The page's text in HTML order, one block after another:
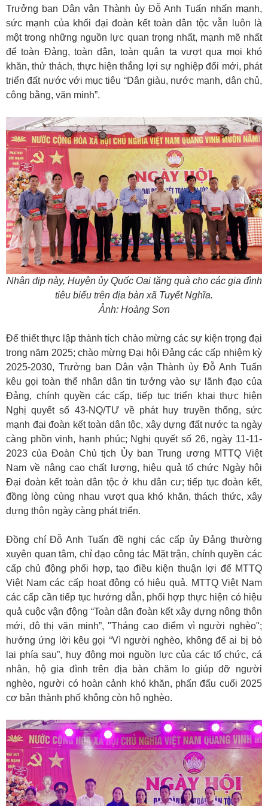
Trưởng ban Dân vận Thành ủy Đỗ Anh Tuấn nhấn mạnh,
sức mạnh của khối đại đoàn kết toàn dân tộc vẫn luôn là
một trong những nguồn lực quan trọng nhất, mạnh mẽ nhất
để toàn Đảng, toàn dân, toàn quân ta vượt qua mọi khó
khăn, thử thách, thực hiện thắng lợi sự nghiệp đổi mới, phát
triển đất nước với mục tiêu “Dân giàu, nước mạnh, dân chủ,
công bằng, văn minh”.
Nhân dịp này, Huyện ủy Quốc Oai tặng quà cho các gia đình
tiêu biểu trên địa bàn xã Tuyết Nghĩa.
Ảnh: Hoàng Sơn
Để thiết thực lập thành tích chào mừng các sự kiện trọng đại
trong năm 2025; chào mừng Đại hội Đảng các cấp nhiệm kỳ
2025-2030, Trưởng ban Dân vận Thành ủy Đỗ Anh Tuấn
kêu gọi toàn thể nhân dân tin tưởng vào sự lãnh đạo của
Đảng, chính quyền các cấp, tiếp tục triển khai thực hiện
Nghị quyết số 43-NQ/TƯ về phát huy truyền thống, sức
mạnh đại đoàn kết toàn dân tộc, xây dựng đất nước ta ngày
càng phồn vinh, hạnh phúc; Nghị quyết số 26, ngày 11-11-
2023 của Đoàn Chủ tịch Ủy ban Trung ương MTTQ Việt
Nam về nâng cao chất lượng, hiệu quả tổ chức Ngày hội
Đại đoàn kết toàn dân tộc ở khu dân cư; tiếp tục đoàn kết,
đồng lòng cùng nhau vượt qua khó khăn, thách thức, xây
dựng thôn ngày càng phát triển.
Đồng chí Đỗ Anh Tuấn đề nghị các cấp ủy Đảng thường
xuyên quan tâm, chỉ đạo công tác Mặt trận, chính quyền các
cấp chủ động phối hợp, tạo điều kiện thuận lợi để MTTQ
Việt Nam các cấp hoạt động có hiệu quả. MTTQ Việt Nam
các cấp cần tiếp tục hướng dẫn, phối hợp thực hiện có hiệu
quả cuộc vận động “Toàn dân đoàn kết xây dựng nông thôn
mới, đô thị văn minh”, "Tháng cao điểm vì người nghèo";
hưởng ứng lời kêu gọi “Vì người nghèo, không để ai bị bỏ
lại phía sau”, huy động mọi nguồn lực của các tổ chức, cá
nhân, hộ gia đình trên địa bàn chăm lo giúp đỡ người
nghèo, người có hoàn cảnh khó khăn, phấn đấu cuối 2025
cơ bản thành phố không còn hộ nghèo.